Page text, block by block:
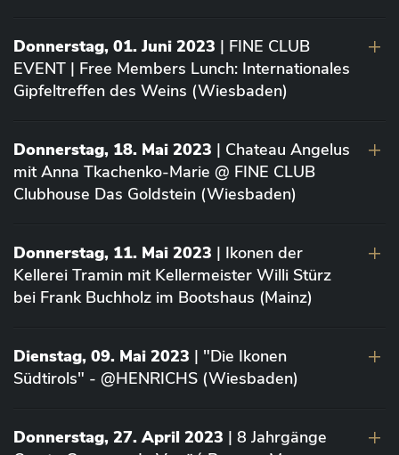
Donnerstag, 01. Juni 2023 | FINE CLUB
EVENT | Free Members Lunch: Internationales
Gipfeltreffen des Weins (Wiesbaden)
Donnerstag, 18. Mai 2023 | Chateau Angelus
mit Anna Tkachenko-Marie @ FINE CLUB
Clubhouse Das Goldstein (Wiesbaden)
Donnerstag, 11. Mai 2023 | Ikonen der
Kellerei Tramin mit Kellermeister Willi Stürz
bei Frank Buchholz im Bootshaus (Mainz)
Dienstag, 09. Mai 2023 | "Die Ikonen
Südtirols" - @HENRICHS (Wiesbaden)
Donnerstag, 27. April 2023 | 8 Jahrgänge